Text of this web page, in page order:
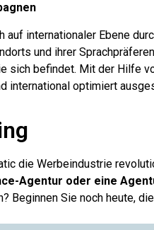
auf internationaler Ebene
und ihrer
sich befindet. Mit der Hilfe
international optimiert
die Werbeindustrie
Agentur oder eine
Beginnen Sie noch heute,